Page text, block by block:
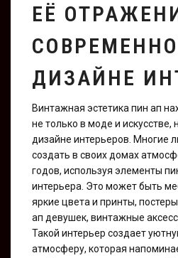
ЕЁ
ДИЗАЙНЕ
Винтажная эстетика пин ап
не только в моде и искусстве,
дизайне интерьеров. Многие
создать в своих домах
годов, используя элементы
интерьера. Это может быть
яркие цвета и принты,
ап девушек, винтажные
Такой интерьер создает
атмосферу, которая